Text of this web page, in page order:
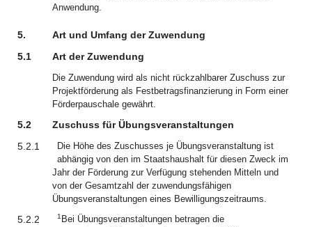
Anwendung.
5.
Art und Umfang der Zuwendung
5.1
Art der Zuwendung
Die Zuwendung wird als nicht rückzahlbarer Zuschuss zur
Projektförderung als Festbetragsfinanzierung in Form einer
Förderpauschale gewährt.
5.2
Zuschuss für Übungsveranstaltungen
5.2.1
Die Höhe des Zuschusses je Übungsveranstaltung ist
abhängig von den im Staatshaushalt für diesen Zweck im
Jahr der Förderung zur Verfügung stehenden Mitteln und
von der Gesamtzahl der zuwendungsfähigen
Übungsveranstaltungen eines Bewilligungszeitraums.
5.2.2 1 Bei Übungsveranstaltungen betragen die